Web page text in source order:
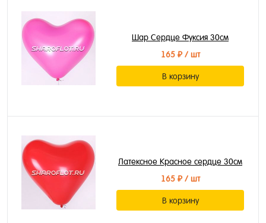
Шар Сердце Фуксия 30см
165 ₽/ шт
В корзину
Латексное Красное сердце 30см
165 ₽/ шт
В корзину